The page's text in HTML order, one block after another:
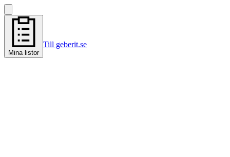
Mina listor
Till geberit.se